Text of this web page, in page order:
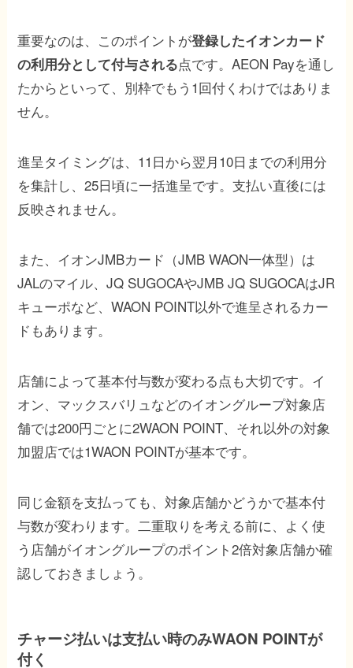
重要なのは、このポイントが登録したイオンカード
の利用分として付与される点です。AEON Payを通し
たからといって、別枠でもう1回付くわけではありま
せん。
進呈タイミングは、11日から翌月10日までの利用分
を集計し、25日頃に一括進呈です。支払い直後には
反映されません。
また、イオンJMBカード（JMB WAON一体型）は
JALのマイル、JQ SUGOCAやJMB JQ SUGOCAはJR
キューポなど、WAON POINT以外で進呈されるカー
ドもあります。
店舗によって基本付与数が変わる点も大切です。イ
オン、マックスバリュなどのイオングループ対象店
舗では200円ごとに2WAON POINT、それ以外の対象
加盟店では1WAON POINTが基本です。
同じ金額を支払っても、対象店舗かどうかで基本付
与数が変わります。二重取りを考える前に、よく使
う店舗がイオングループのポイント2倍対象店舗か確
認しておきましょう。
チャージ払いは支払い時のみWAON POINTが
付く